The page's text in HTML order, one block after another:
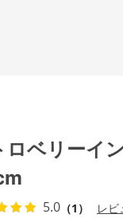
ロベリーイ
5.0 （1） レビ